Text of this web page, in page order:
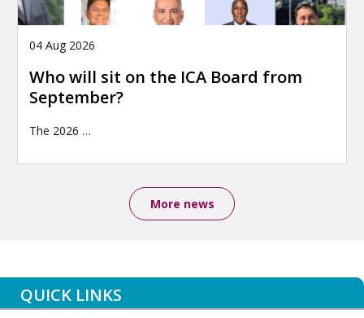
04 Aug 2026
Who will sit on the ICA Board from
September?
The 2026 …
More news
QUICK LINKS